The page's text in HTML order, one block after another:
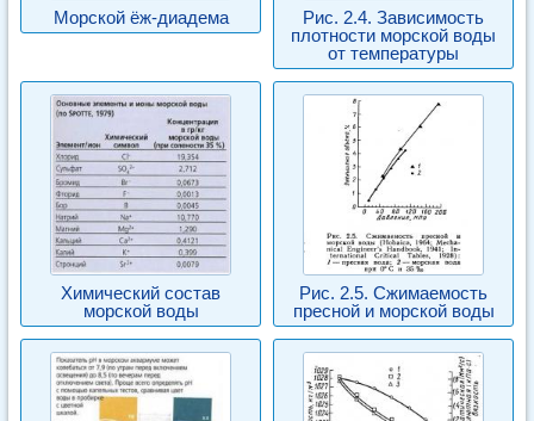
Морской ёж-диадема
Рис. 2.4. Зависимость
плотности морской воды
от температуры
Химический состав
морской воды
Рис. 2.5. Сжимаемость
пресной и морской воды